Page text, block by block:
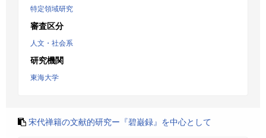
特定領域研究
審査区分
人文・社会系
研究機関
東海大学
宋代禅籍の文献的研究ー『碧巌録』を中心として